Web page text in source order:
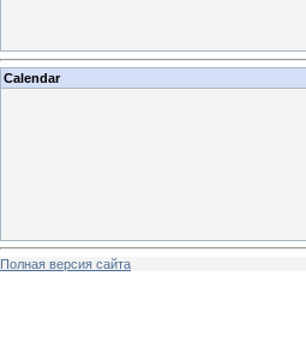
Calendar
Полная версия сайта